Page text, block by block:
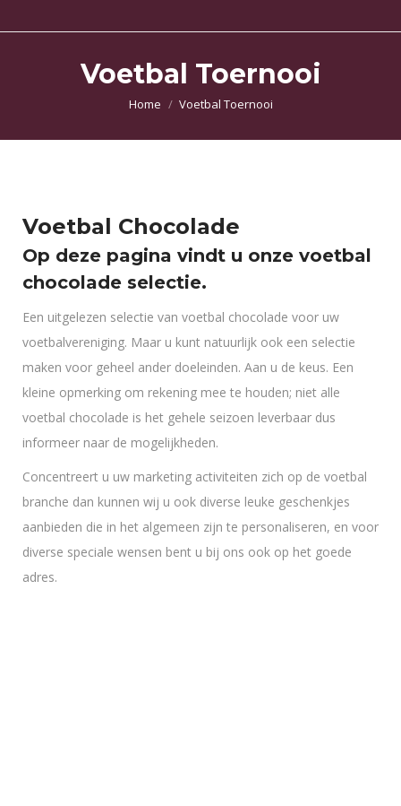
Voetbal Toernooi
Je bent hier:
Home Voetbal Toernooi
Voetbal Chocolade
Op deze pagina vindt u onze voetbal
chocolade selectie.
Een uitgelezen selectie van voetbal chocolade voor uw
voetbalvereniging. Maar u kunt natuurlijk ook een selectie
maken voor geheel ander doeleinden. Aan u de keus. Een
kleine opmerking om rekening mee te houden; niet alle
voetbal chocolade is het gehele seizoen leverbaar dus
informeer naar de mogelijkheden.
Concentreert u uw marketing activiteiten zich op de voetbal
branche dan kunnen wij u ook diverse leuke geschenkjes
aanbieden die in het algemeen zijn te personaliseren, en voor
diverse speciale wensen bent u bij ons ook op het goede
adres.